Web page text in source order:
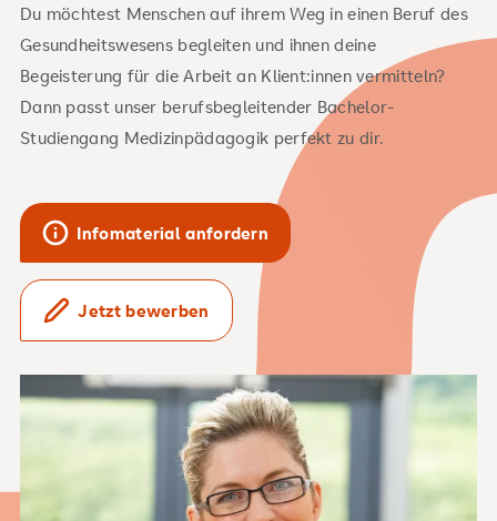
Du möchtest Menschen auf ihrem Weg in einen Beruf des
Gesundheitswesens begleiten und ihnen deine
Begeisterung für die Arbeit an Klient:innen vermitteln?
Dann passt unser berufsbegleitender Bachelor-
Studiengang Medizinpädagogik perfekt zu dir.
Infomaterial anfordern
Jetzt bewerben